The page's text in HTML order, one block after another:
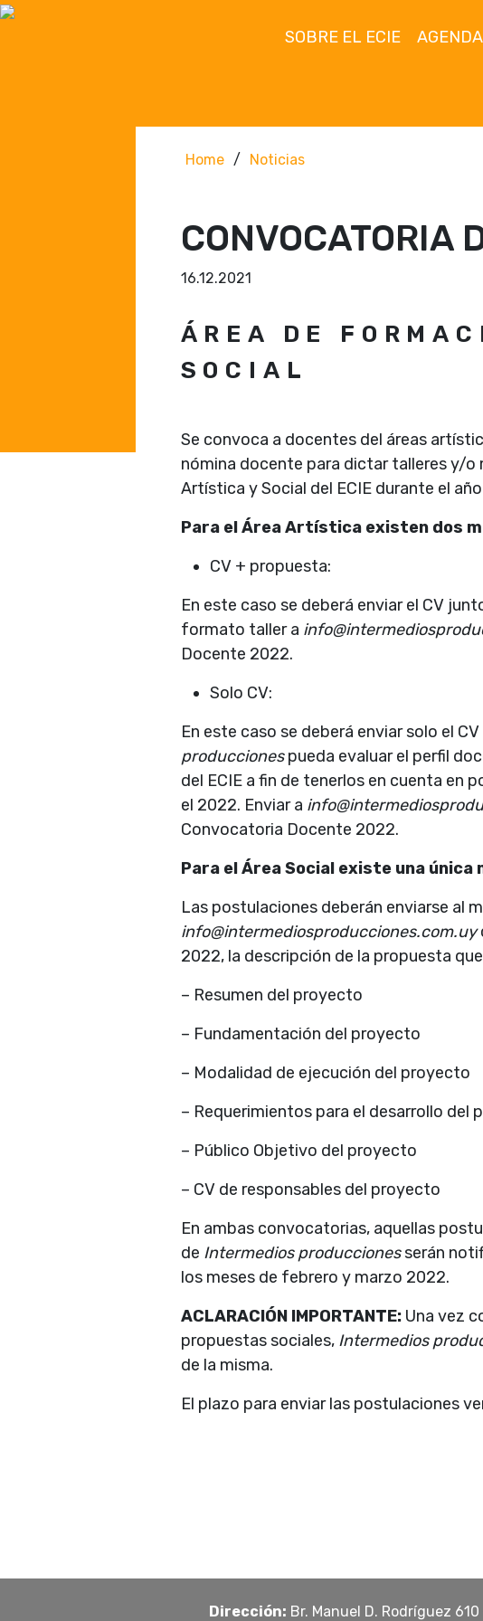
Home / Noticias
CONVOCATORIA
16.12.2021
ÁREA DE
SOCIAL
Se convoca a docentes del áreas
nómina docente para dictar talleres y/o
Artística y Social del ECIE durante el
Para el Área Artística existen dos
CV + propuesta:
En este caso se deberá enviar el CV
formato taller a
Docente 2022.
Solo CV:
En este caso se deberá enviar solo el
produccionespueda evaluar el perfil
del ECIE a fin de tenerlos en cuenta en
el 2022. Enviar a
Convocatoria Docente 2022.
Para el Área Social existe una
Las postulaciones deberán enviarse al
info@intermediosproducciones.com.uy
2022, la descripción de la propuesta
– Resumen del proyecto
– Fundamentación del proyecto
– Modalidad de ejecución del proyecto
– Requerimientos para el desarrollo del
– Público Objetivo del proyecto
– CV de responsables del proyecto
En ambas convocatorias, aquellas
de Intermedios produccionesserán
los meses de febrero y marzo 2022.
ACLARACIÓN IMPORTANTE:Una vez
propuestas sociales, Intermedios
de la misma.
El plazo para enviar las postulaciones
Dirección: Br. Manuel D. Rodríguez
SOBRE EL ECIE AGENDA